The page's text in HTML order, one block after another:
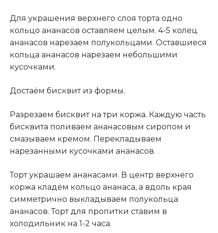
Для украшения верхнего слоя торта одно
кольцо ананасов оставляем целым. 4-5 колец
ананасов нарезаем полукольцами. Оставшиеся
кольца ананасов нарезаем небольшими
кусочками.
Достаём бисквит из формы.
Разрезаем бисквит на три коржа. Каждую часть
бисквита поливаем ананасовым сиропом и
смазываем кремом. Перекладываем
нарезанными кусочками ананасов.
Торт украшаем ананасами. В центр верхнего
коржа кладём кольцо ананаса, а вдоль края
симметрично выкладываем полукольца
ананасов. Торт для пропитки ставим в
холодильник на 1-2 часа.